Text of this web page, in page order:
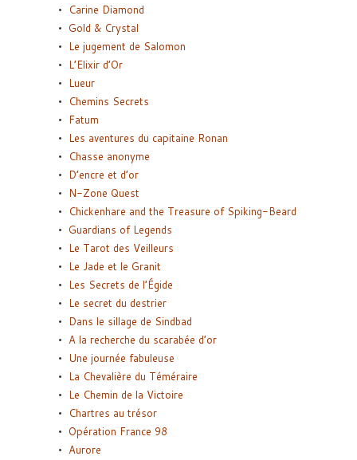
Carine Diamond
Gold & Crystal
Le jugement de Salomon
L’Elixir d’Or
Lueur
Chemins Secrets
Fatum
Les aventures du capitaine Ronan
Chasse anonyme
D’encre et d’or
N-Zone Quest
Chickenhare and the Treasure of Spiking-Beard
Guardians of Legends
Le Tarot des Veilleurs
Le Jade et le Granit
Les Secrets de l’Égide
Le secret du destrier
Dans le sillage de Sindbad
A la recherche du scarabée d’or
Une journée fabuleuse
La Chevalière du Téméraire
Le Chemin de la Victoire
Chartres au trésor
Opération France 98
Aurore